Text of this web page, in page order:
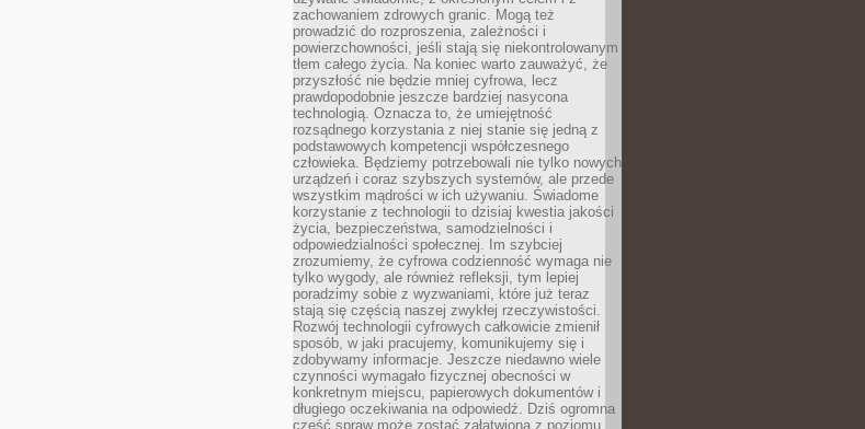
zachowaniem zdrowych granic. Mogą też
prowadzić do rozproszenia, zależności i
powierzchowności, jeśli stają się niekontrolowanym
tłem całego życia. Na koniec warto zauważyć, że
przyszłość nie będzie mniej cyfrowa, lecz
prawdopodobnie jeszcze bardziej nasycona
technologią. Oznacza to, że umiejętność
rozsądnego korzystania z niej stanie się jedną z
podstawowych kompetencji współczesnego
człowieka. Będziemy potrzebowali nie tylko nowych
urządzeń i coraz szybszych systemów, ale przede
wszystkim mądrości w ich używaniu. Świadome
korzystanie z technologii to dzisiaj kwestia jakości
życia, bezpieczeństwa, samodzielności i
odpowiedzialności społecznej. Im szybciej
zrozumiemy, że cyfrowa codzienność wymaga nie
tylko wygody, ale również refleksji, tym lepiej
poradzimy sobie z wyzwaniami, które już teraz
stają się częścią naszej zwykłej rzeczywistości.
Rozwój technologii cyfrowych całkowicie zmienił
sposób, w jaki pracujemy, komunikujemy się i
zdobywamy informacje. Jeszcze niedawno wiele
czynności wymagało fizycznej obecności w
konkretnym miejscu, papierowych dokumentów i
długiego oczekiwania na odpowiedź. Dziś ogromna
część spraw może zostać załatwiona z poziomu